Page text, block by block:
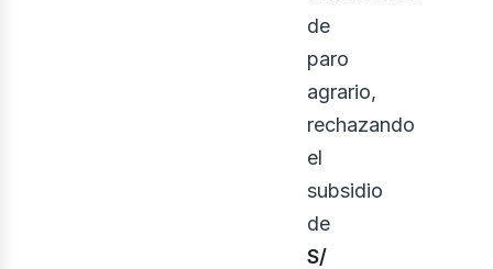
de
paro
agrario,
rechazando
el
subsidio
de
S/